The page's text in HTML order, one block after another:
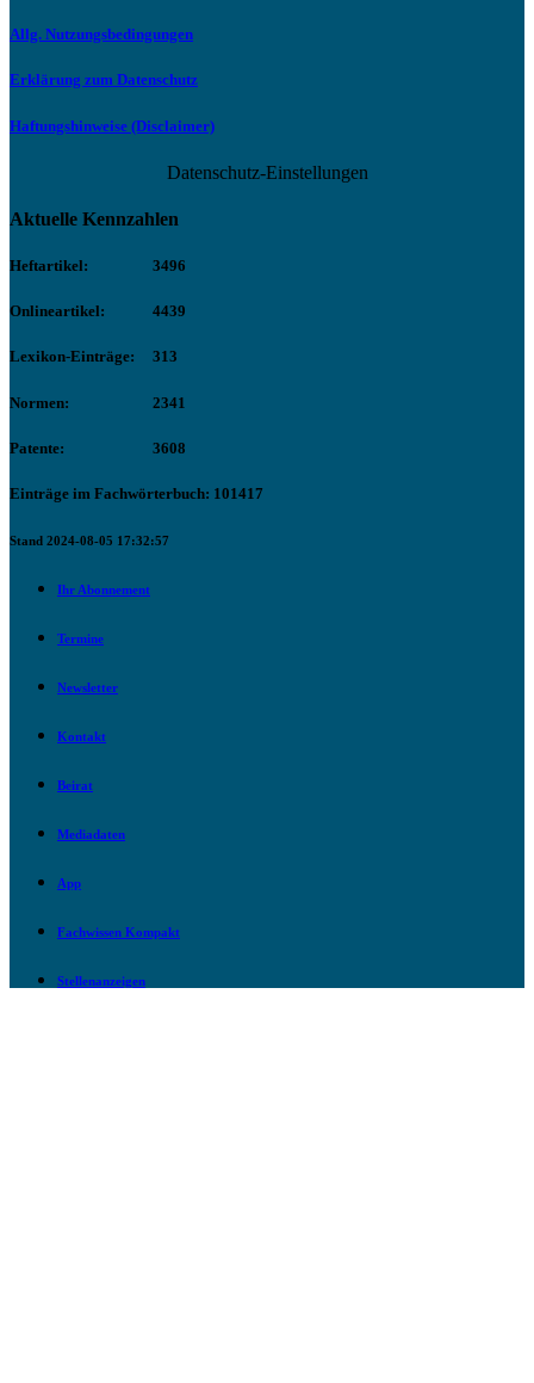
Allg. Nutzungsbedingungen
Erklärung zum Datenschutz
Haftungshinweise (Disclaimer)
Datenschutz-Einstellungen
Aktuelle Kennzahlen
Heftartikel: 3496
Onlineartikel: 4439
Lexikon-Einträge: 313
Normen: 2341
Patente: 3608
Einträge im Fachwörterbuch: 101417
Stand 2024-08-05 17:32:57
Ihr Abonnement
Termine
Newsletter
Kontakt
Beirat
Mediadaten
App
Fachwissen Kompakt
Stellenanzeigen